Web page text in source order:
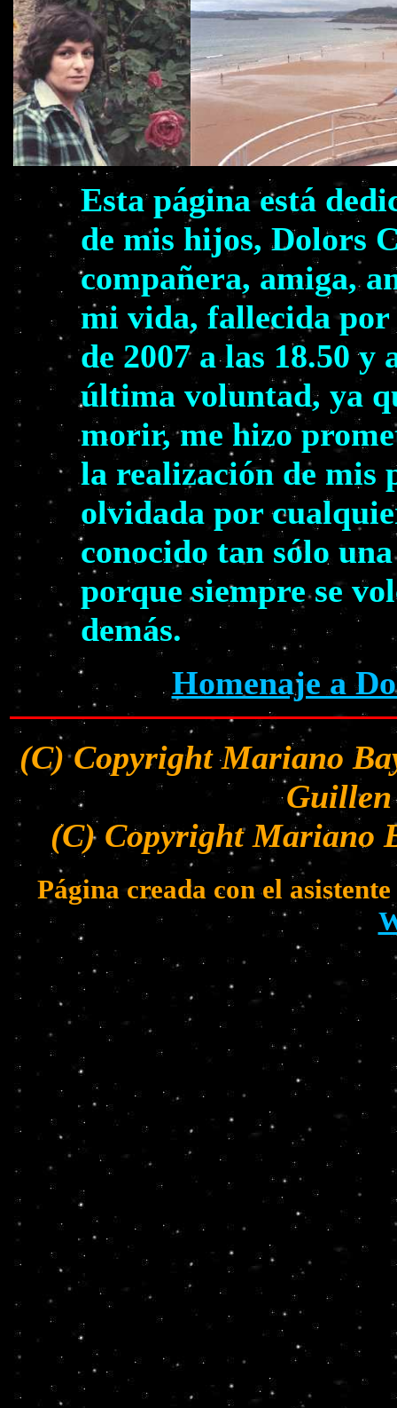
Esta página está
de mis hijos, Dolors
compañera, amiga,
mi vida, fallecida por
de 2007 a las 18.50
última voluntad, ya
morir, me hizo
la realización de mis
olvidada por
conocido tan sólo
porque siempre se
demás.
Homenaje a
(C) Copyright Mariano
Guillen
(C) Copyright Mariano
Página creada con el